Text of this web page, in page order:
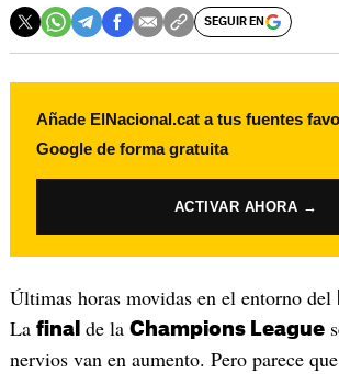
SEGUIR EN
Añade ElNacional.cat a tus fuentes
Google de forma gratuita
ACTIVAR AHORA →
Últimas horas movidas en el entorno del
La final de la Champions League
nervios van en aumento. Pero parece